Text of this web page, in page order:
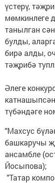
үстерү,
мөмкинлеге
танылган
булды,
бирә алды,
тәҗрибә
Әлеге
түбәндәге
"Махсус
башкаручы
ансамбле
Йосыпова);
"Татар